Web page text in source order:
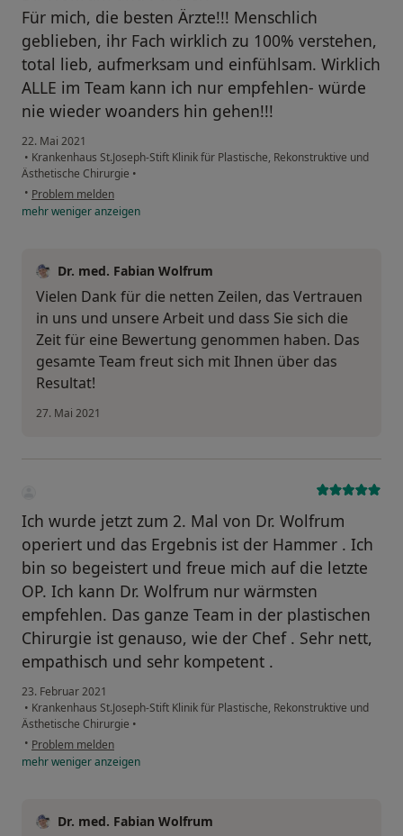
Für mich, die besten Ärzte!!! Menschlich
geblieben, ihr Fach wirklich zu 100% verstehen,
total lieb, aufmerksam und einfühlsam. Wirklich
ALLE im Team kann ich nur empfehlen- würde
nie wieder woanders hin gehen!!!
22. Mai 2021
• Krankenhaus St.Joseph-Stift Klinik für Plastische, Rekonstruktive und
Ästhetische Chirurgie •
• Problem melden
mehrwenigeranzeigen
Dr. med. Fabian Wolfrum
Vielen Dank für die netten Zeilen, das Vertrauen
in uns und unsere Arbeit und dass Sie sich die
Zeit für eine Bewertung genommen haben. Das
gesamte Team freut sich mit Ihnen über das
Resultat!
27. Mai 2021
Ich wurde jetzt zum 2. Mal von Dr. Wolfrum
operiert und das Ergebnis ist der Hammer . Ich
bin so begeistert und freue mich auf die letzte
OP. Ich kann Dr. Wolfrum nur wärmsten
empfehlen. Das ganze Team in der plastischen
Chirurgie ist genauso, wie der Chef . Sehr nett,
empathisch und sehr kompetent .
23. Februar 2021
• Krankenhaus St.Joseph-Stift Klinik für Plastische, Rekonstruktive und
Ästhetische Chirurgie •
• Problem melden
mehrwenigeranzeigen
Dr. med. Fabian Wolfrum